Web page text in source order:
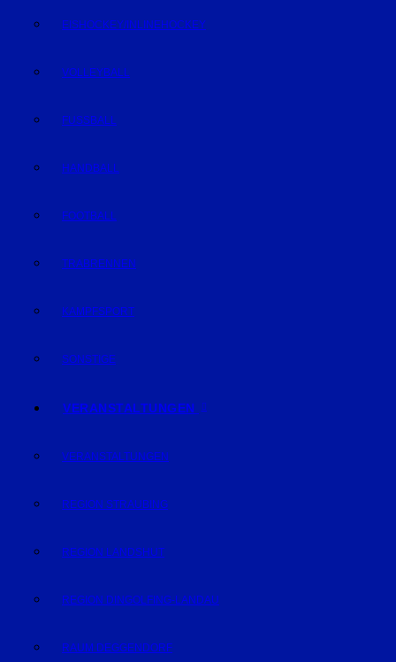
EISHOCKEY/INLINEHOCKEY
VOLLEYBALL
FUSSBALL
HANDBALL
FOOTBALL
TRABRENNEN
KAMPFSPORT
SONSTIGE
VERANSTALTUNGEN
VERANSTALTUNGEN
REGION STRAUBING
REGION LANDSHUT
REGION DINGOLFING-LANDAU
RAUM DEGGENDORF